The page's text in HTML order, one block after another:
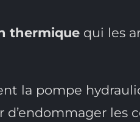
thermiquequi les
la pompe
d’endommager les